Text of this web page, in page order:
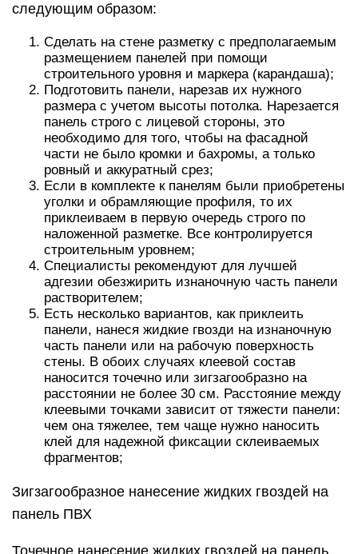
следующим образом:
Сделать на стене разметку с предполагаемым
размещением панелей при помощи
строительного уровня и маркера (карандаша);
Подготовить панели, нарезав их нужного
размера с учетом высоты потолка. Нарезается
панель строго с лицевой стороны, это
необходимо для того, чтобы на фасадной
части не было кромки и бахромы, а только
ровный и аккуратный срез;
Если в комплекте к панелям были приобретены
уголки и обрамляющие профиля, то их
приклеиваем в первую очередь строго по
наложенной разметке. Все контролируется
строительным уровнем;
Специалисты рекомендуют для лучшей
адгезии обезжирить изнаночную часть панели
растворителем;
Есть несколько вариантов, как приклеить
панели, нанеся жидкие гвозди на изнаночную
часть панели или на рабочую поверхность
стены. В обоих случаях клеевой состав
наносится точечно или зигзагообразно на
расстоянии не более 30 см. Расстояние между
клеевыми точками зависит от тяжести панели:
чем она тяжелее, тем чаще нужно наносить
клей для надежной фиксации склеиваемых
фрагментов;
Зигзагообразное нанесение жидких гвоздей на
панель ПВХ